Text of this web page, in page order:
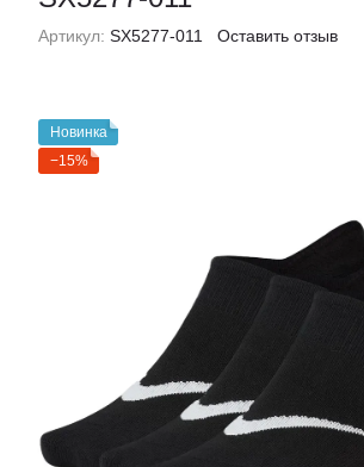
Артикул: SX5277-011 Оставить отзыв
Новинка
−15%